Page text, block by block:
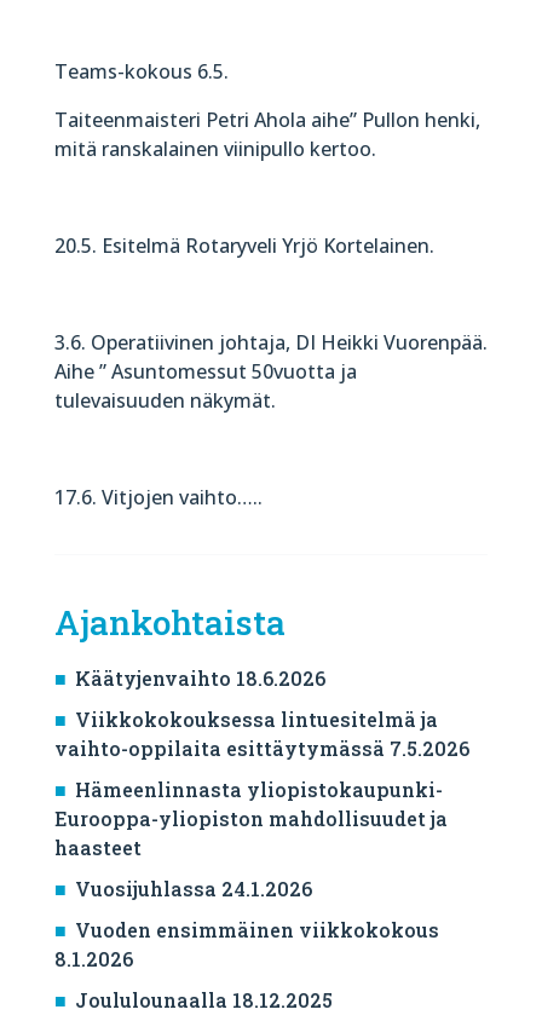
Teams-kokous 6.5.
Taiteenmaisteri Petri Ahola aihe” Pullon henki,
mitä ranskalainen viinipullo kertoo.
20.5. Esitelmä Rotaryveli Yrjö Kortelainen.
3.6. Operatiivinen johtaja, DI Heikki Vuorenpää.
Aihe ” Asuntomessut 50vuotta ja
tulevaisuuden näkymät.
17.6. Vitjojen vaihto…..
Ajankohtaista
Käätyjenvaihto 18.6.2026
Viikkokokouksessa lintuesitelmä ja
vaihto-oppilaita esittäytymässä 7.5.2026
Hämeenlinnasta yliopistokaupunki-
Eurooppa-yliopiston mahdollisuudet ja
haasteet
Vuosijuhlassa 24.1.2026
Vuoden ensimmäinen viikkokokous
8.1.2026
Joululounaalla 18.12.2025